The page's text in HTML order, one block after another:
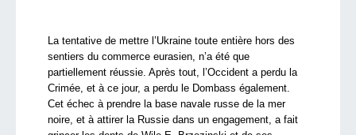
La tentative de mettre l’Ukraine toute entière hors des
sentiers du commerce eurasien, n’a été que
partiellement réussie. Après tout, l’Occident a perdu la
Crimée, et à ce jour, a perdu le Dombass également.
Cet échec à prendre la base navale russe de la mer
noire, et à attirer la Russie dans un engagement, a fait